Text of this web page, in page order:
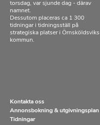
torsdag, var sjunde dag - därav
namnet.
Dessutom placeras ca 1 300
tidningar i tidningsställ på
strategiska platser i Örnsköldsviks
kommun.
Kontakta oss
Annonsbokning & utgivningsplan
Tidningar